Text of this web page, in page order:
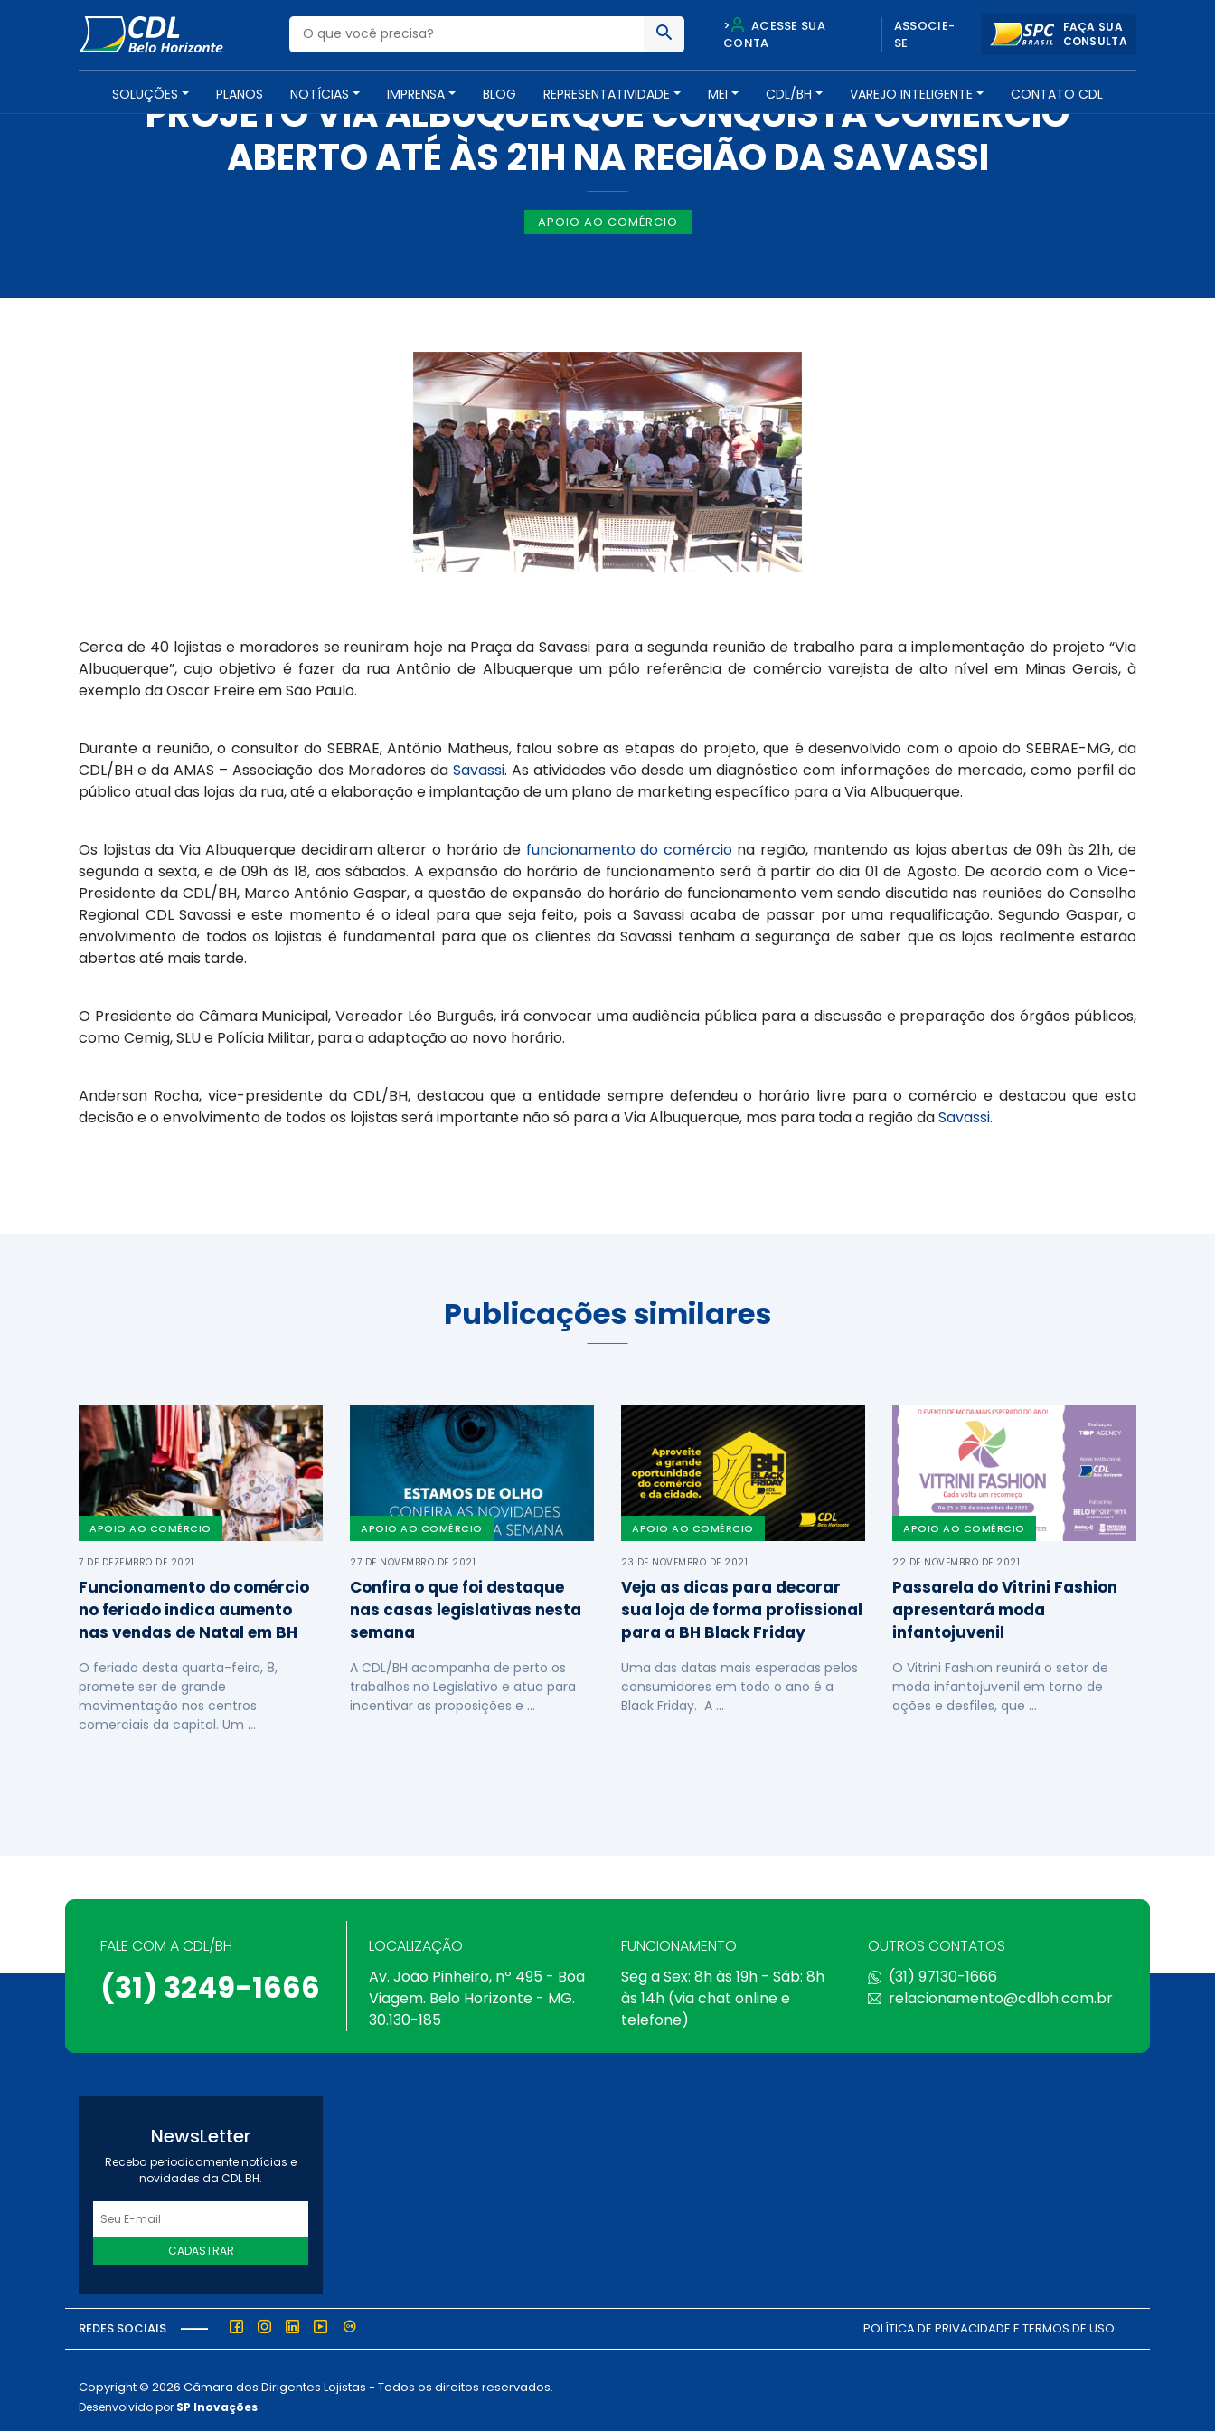
>
ACESSE SUA
CONTA
ASSOCIE-
SE
FAÇA SUA
CONSULTA
SOLUÇÕES PLANOS NOTÍCIAS IMPRENSA BLOG REPRESENTATIVIDADE MEI CDL/BH VAREJO INTELIGENTE CONTATO CDL
NOTÍCIAS -19 DE JUNHO DE 2012
PROJETO VIA ALBUQUERQUE CONQUISTA COMÉRCIO
ABERTO ATÉ ÀS 21H NA REGIÃO DA SAVASSI
APOIO AO COMÉRCIO
Cerca de 40 lojistas e moradores se reuniram hoje na Praça da Savassi para a segunda reunião de trabalho para a implementação do projeto “Via
Albuquerque”, cujo objetivo é fazer da rua Antônio de Albuquerque um pólo referência de comércio varejista de alto nível em Minas Gerais, à
exemplo da Oscar Freire em São Paulo.
Durante a reunião, o consultor do SEBRAE, Antônio Matheus, falou sobre as etapas do projeto, que é desenvolvido com o apoio do SEBRAE-MG, da
CDL/BH e da AMAS – Associação dos Moradores da Savassi. As atividades vão desde um diagnóstico com informações de mercado, como perfil do
público atual das lojas da rua, até a elaboração e implantação de um plano de marketing específico para a Via Albuquerque.
Os lojistas da Via Albuquerque decidiram alterar o horário de funcionamento do comérciona região, mantendo as lojas abertas de 09h às 21h, de
segunda a sexta, e de 09h às 18, aos sábados. A expansão do horário de funcionamento será à partir do dia 01 de Agosto. De acordo com o Vice-
Presidente da CDL/BH, Marco Antônio Gaspar, a questão de expansão do horário de funcionamento vem sendo discutida nas reuniões do Conselho
Regional CDL Savassi e este momento é o ideal para que seja feito, pois a Savassi acaba de passar por uma requalificação. Segundo Gaspar, o
envolvimento de todos os lojistas é fundamental para que os clientes da Savassi tenham a segurança de saber que as lojas realmente estarão
abertas até mais tarde.
O Presidente da Câmara Municipal, Vereador Léo Burguês, irá convocar uma audiência pública para a discussão e preparação dos órgãos públicos,
como Cemig, SLU e Polícia Militar, para a adaptação ao novo horário.
Anderson Rocha, vice-presidente da CDL/BH, destacou que a entidade sempre defendeu o horário livre para o comércio e destacou que esta
decisão e o envolvimento de todos os lojistas será importante não só para a Via Albuquerque, mas para toda a região daSavassi.
Publicações similares
APOIO AO COMÉRCIO
7 DE DEZEMBRO DE 2021
Funcionamento do comércio
no feriado indica aumento
nas vendas de Natal em BH
O feriado desta quarta-feira, 8,
promete ser de grande
movimentação nos centros
comerciais da capital. Um …
APOIO AO COMÉRCIO
27 DE NOVEMBRO DE 2021
Confira o que foi destaque
nas casas legislativas nesta
semana
A CDL/BH acompanha de perto os
trabalhos no Legislativo e atua para
incentivar as proposições e …
APOIO AO COMÉRCIO
23 DE NOVEMBRO DE 2021
Veja as dicas para decorar
sua loja de forma profissional
para a BH Black Friday
Uma das datas mais esperadas pelos
consumidores em todo o ano é a
Black Friday. A …
APOIO AO COMÉRCIO
22 DE NOVEMBRO DE 2021
Passarela do Vitrini Fashion
apresentará moda
infantojuvenil
O Vitrini Fashion reunirá o setor de
moda infantojuvenil em torno de
ações e desfiles, que …
FALE COM A CDL/BH
(31) 3249-1666
LOCALIZAÇÃO
Av. João Pinheiro, nº 495 - Boa
Viagem. Belo Horizonte - MG.
30.130-185
FUNCIONAMENTO
Seg a Sex: 8h às 19h - Sáb: 8h
às 14h (via chat online e
telefone)
OUTROS CONTATOS
(31) 97130-1666
relacionamento@cdlbh.com.br
NewsLetter
Receba periodicamente notícias e
novidades da CDL BH.
CADASTRAR
REDES SOCIAIS POLÍTICA DE PRIVACIDADE E TERMOS DE USO
Copyright © 2026 Câmara dos Dirigentes Lojistas - Todos os direitos reservados.
Desenvolvido por SP Inovações